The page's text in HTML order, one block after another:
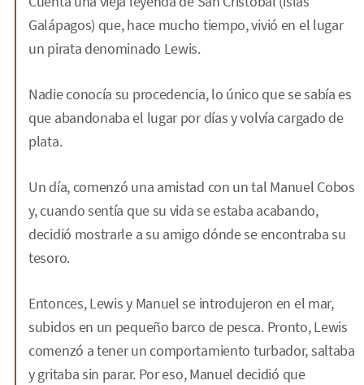
Galápagos) que, hace mucho tiempo, vivió en el lugar
un pirata denominado Lewis.
Nadie conocía su procedencia, lo único que se sabía es
que abandonaba el lugar por días y volvía cargado de
plata.
Un día, comenzó una amistad con un tal Manuel Cobos
y, cuando sentía que su vida se estaba acabando,
decidió mostrarle a su amigo dónde se encontraba su
tesoro.
Entonces, Lewis y Manuel se introdujeron en el mar,
subidos en un pequeño barco de pesca. Pronto, Lewis
comenzó a tener un comportamiento turbador, saltaba
y gritaba sin parar. Por eso, Manuel decidió que